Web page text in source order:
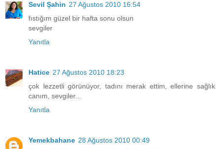
Sevil Şahin 27 Ağustos 2010 16:54
fıstığım güzel bir hafta sonu olsun
sevgiler
Yanıtla
Hatice 27 Ağustos 2010 18:23
çok lezzetli görünüyor, tadını merak ettim, ellerine sağlık
canım, sevgiler...
Yanıtla
Yemekbahane 28 Ağustos 2010 00:49